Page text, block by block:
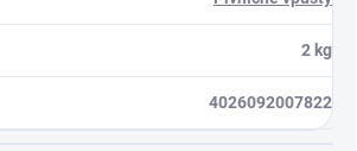
2 kg
4026092007822